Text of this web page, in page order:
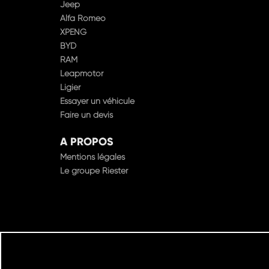
Jeep
Alfa Romeo
XPENG
BYD
RAM
Leapmotor
Ligier
Essayer un véhicule
Faire un devis
A PROPOS
Mentions légales
Le groupe Riester